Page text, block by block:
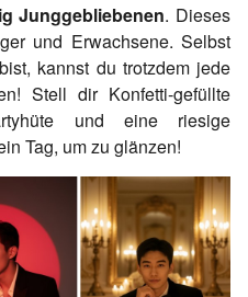
Junggebliebenen. Dieses
und Erwachsene. Selbst
kannst du trotzdem jede
Stell dir Konfetti-gefüllte
und eine riesige
Tag, um zu glänzen!